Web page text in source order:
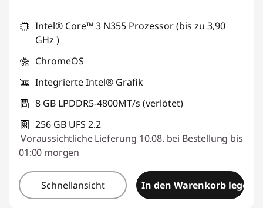
Intel® Core™ 3 N355 Prozessor (bis zu 3,90
GHz )
ChromeOS
Integrierte Intel® Grafik
8 GB LPDDR5-4800MT/s (verlötet)
256 GB UFS 2.2
Voraussichtliche Lieferung 10.08. bei Bestellung bis
01:00 morgen
Schnellansicht In den Warenkorb legen